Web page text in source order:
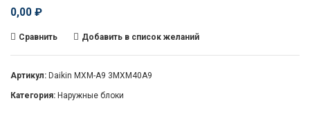
0,00 ₽
Сравнить Добавить в список желаний
Артикул: Daikin MXM-A9 3MXM40A9
Категория: Наружные блоки